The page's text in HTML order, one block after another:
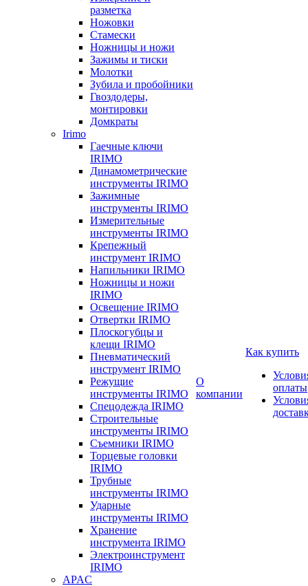
разметка
Ножовки
Стамески
Ножницы и ножи
Зажимы и тиски
Молотки
Зубила и пробойники
Гвоздодеры,
монтировки
Домкраты
Irimo
Гаечные ключи
IRIMO
Динамометрические
инструменты IRIMO
Зажимные
инструменты IRIMO
Измерительные
инструменты IRIMO
Крепежный
инструмент IRIMO
Напильники IRIMO
Ножницы и ножи
IRIMO
Освещение IRIMO
Отвертки IRIMO
Плоскогубцы и
клещи IRIMO
Пневматический
инструмент IRIMO
Режущие
инструменты IRIMO
Спецодежда IRIMO
Строительные
инструменты IRIMO
Съемники IRIMO
Торцевые головки
IRIMO
Трубные
инструменты IRIMO
Ударные
инструменты IRIMO
Хранение
инструмента IRIMO
Электроинструмент
IRIMO
APAC
О
компании
Как купить
оплаты